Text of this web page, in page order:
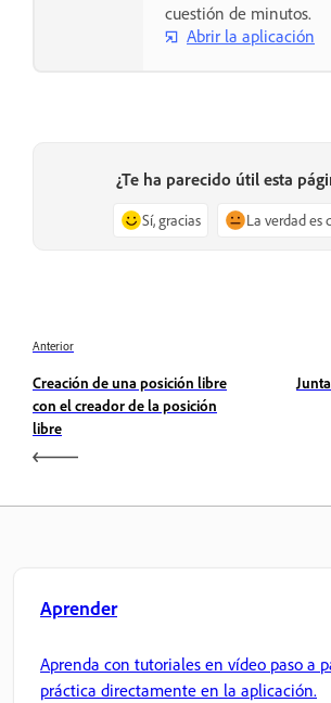
cuestión de minutos.
Abrir la aplicación
¿Te ha parecido útil esta
Sí, gracias La verdad es
Anterior
Creación de una posición libre
con el creador de la posición
libre
Aprender
Aprenda con tutoriales en vídeo paso a
práctica directamente en la aplicación.